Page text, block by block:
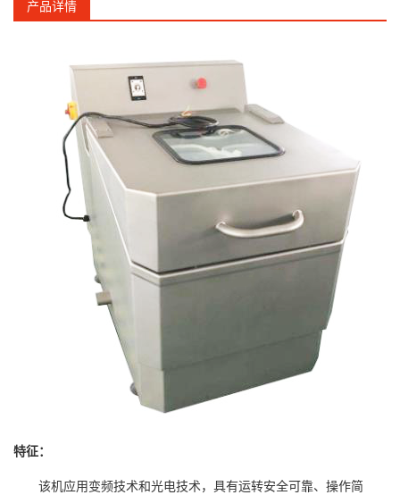
产品详情
特征：
该机应用变频技术和光电技术，具有运转安全可靠、操作简